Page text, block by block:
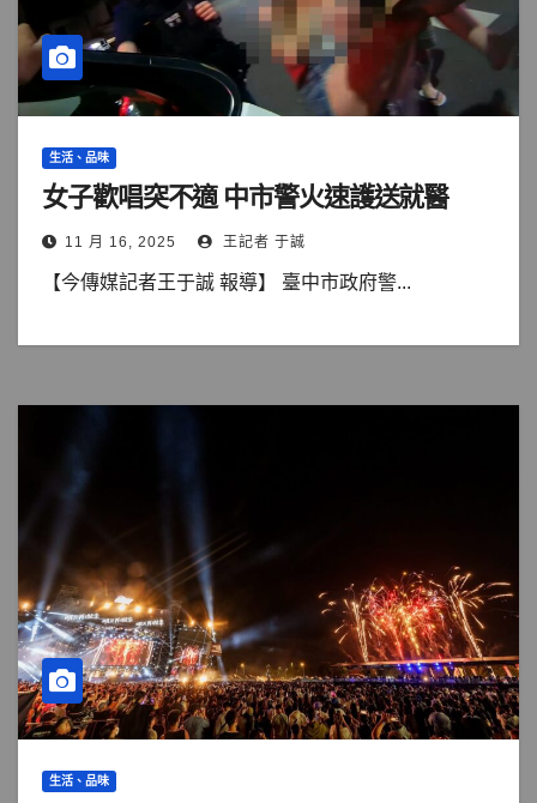
生活、品味
女子歡唱突不適 中市警火速護送就醫
11 月 16, 2025 王記者 于誠
【今傳媒記者王于誠 報導】 臺中市政府警...
生活、品味